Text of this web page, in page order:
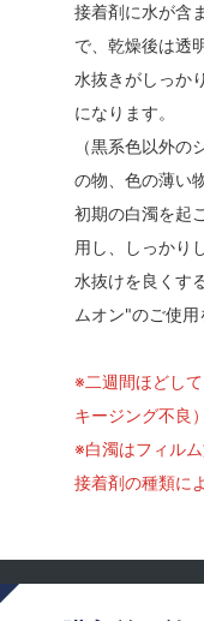
接着剤に水が含
で、乾燥後は透
水抜きがしっか
になります。
（黒系色以外
の物、色の薄い
初期の白濁を起
用し、しっかり
水抜けを良くす
ムオン"のご使用
※二週間ほどし
キージング不良
※白濁はフィル
接着剤の種類に